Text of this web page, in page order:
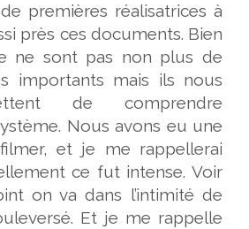
premières réalisatrices à
près ces documents. Bien
ne sont pas non plus de
importants mais ils nous
de comprendre
Nous avons eu une
et je me rappellerai
ce fut intense. Voir
on va dans l’intimité de
Et je me rappelle